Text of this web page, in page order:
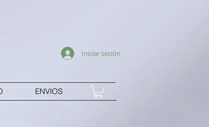
Iniciar sesión
ENVIOS